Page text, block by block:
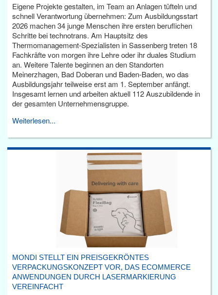
Eigene Projekte gestalten, im Team an Anlagen tüfteln und
schnell Verantwortung übernehmen: Zum Ausbildungsstart
2026 machen 34 junge Menschen ihre ersten beruflichen
Schritte bei technotrans. Am Hauptsitz des
Thermomanagement-Spezialisten in Sassenberg treten 18
Fachkräfte von morgen ihre Lehre oder ihr duales Studium
an. Weitere Talente beginnen an den Standorten
Meinerzhagen, Bad Doberan und Baden-Baden, wo das
Ausbildungsjahr teilweise erst am 1. September anfängt.
Insgesamt lernen und arbeiten aktuell 112 Auszubildende in
der gesamten Unternehmensgruppe.
Weiterlesen...
MONDI STELLT EIN PREISGEKRÖNTES
VERPACKUNGSKONZEPT VOR, DAS ECOMMERCE
ANWENDUNGEN DURCH LASERMARKIERUNG
VEREINFACHT